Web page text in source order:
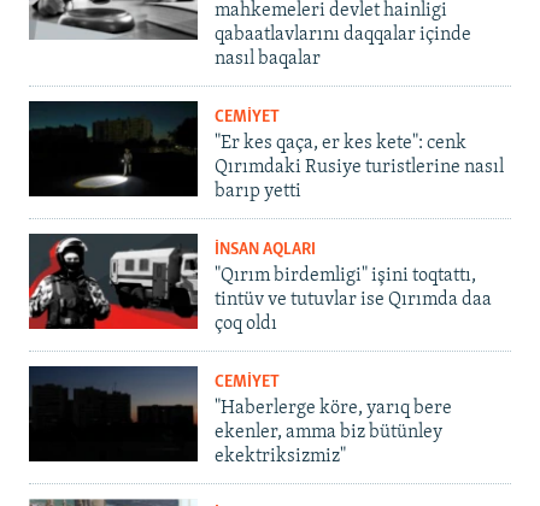
mahkemeleri devlet hainligi
qabaatlavlarını daqqalar içinde
nasıl baqalar
CEMİYET
"Er kes qaça, er kes kete": cenk
Qırımdaki Rusiye turistlerine nasıl
barıp yetti
İNSAN AQLARI
"Qırım birdemligi" işini toqtattı,
tintüv ve tutuvlar ise Qırımda daa
çoq oldı
CEMİYET
"Haberlerge köre, yarıq bere
ekenler, amma biz bütünley
ekektriksizmiz"